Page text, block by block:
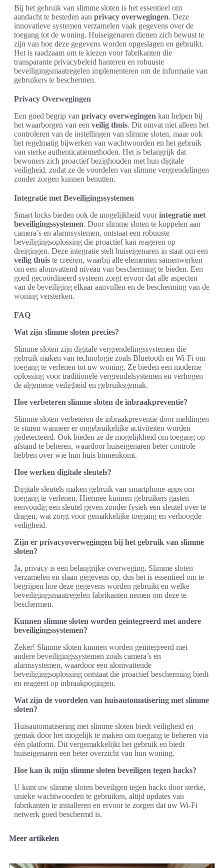
Bij het gebruik van slimme sloten is het essentieel om
aandacht te besteden aan privacy overwegingen. Deze
innovatieve systemen verzamelen vaak gegevens over de
toegang tot de woning. Huiseigenaren dienen zich bewust te
zijn van hoe deze gegevens worden opgeslagen en gebruikt.
Het is raadzaam om te kiezen voor fabrikanten die
transparante privacybeleid hanteren en robuuste
beveiligingsmaatregelen implementeren om de informatie van
gebruikers te beschermen.
Privacy Overwegingen
Een goed begrip van privacy overwegingen kan helpen bij
het waarborgen van een veilig thuis. Dit omvat niet alleen het
controleren van de instellingen van slimme sloten, maar ook
het regelmatig bijwerken van wachtwoorden en het gebruik
van sterke authenticatiemethoden. Het is belangrijk dat
bewoners zich proactief bezighouden met hun digitale
veiligheid, zodat ze de voordelen van slimme vergrendelingen
zonder zorgen kunnen benutten.
Integratie met Beveiligingssystemen
Smart locks bieden ook de mogelijkheid voorintegratie met
beveiligingssystemen. Door slimme sloten te koppelen aan
camera’s en alarmsystemen, ontstaat een robuuste
beveiligingsoplossing die proactief kan reageren op
dreigingen. Deze integratie stelt huiseigenaren in staat om een
veilig thuis te creëren, waarbij alle elementen samenwerken
om een alomvattend niveau van bescherming te bieden. Een
goed gecoördineerd systeem zorgt ervoor dat alle aspecten
van de beveiliging elkaar aanvullen en de bescherming van de
woning versterken.
FAQ
Wat zijn slimme sloten precies?
Slimme sloten zijn digitale vergrendelingssystemen die
gebruik maken van technologie zoals Bluetooth en Wi-Fi om
toegang te verlenen tot uw woning. Ze bieden een moderne
oplossing voor traditionele vergrendelsystemen en verhogen
de algemene veiligheid en gebruiksgemak.
Hoe verbeteren slimme sloten de inbraakpreventie?
Slimme sloten verbeteren de inbraakpreventie door meldingen
te sturen wanneer er ongebruikelijke activiteiten worden
gedetecteerd. Ook bieden ze de mogelijkheid om toegang op
afstand te beheren, waardoor huiseigenaren beter controle
hebben over wie hun huis binnenkomt.
Hoe werken digitale sleutels?
Digitale sleutels maken gebruik van smartphone-apps om
toegang te verlenen. Hiermee kunnen gebruikers gasten
eenvoudig een sleutel geven zonder fysiek een sleutel over te
dragen, wat zorgt voor gemakkelijke toegang en verhoogde
veiligheid.
Zijn er privacyoverwegingen bij het gebruik van slimme
sloten?
Ja, privacy is een belangrijke overweging. Slimme sloten
verzamelen en slaan gegevens op, dus het is essentieel om te
begrijpen hoe deze gegevens worden gebruikt en welke
beveiligingsmaatregelen fabrikanten nemen om deze te
beschermen.
Kunnen slimme sloten worden geïntegreerd met andere
beveiligingssystemen?
Zeker! Slimme sloten kunnen worden geïntegreerd met
andere beveiligingssystemen zoals camera’s en
alarmsystemen, waardoor een alomvattende
beveiligingsoplossing ontstaat die proactief bescherming biedt
en reageert op inbraakpogingen.
Wat zijn de voordelen van huisautomatisering met slimme
sloten?
Huisautomatisering met slimme sloten biedt veiligheid en
gemak door het mogelijk te maken om toegang te beheren via
één platform. Dit vergemakkelijkt het gebruik en biedt
huiseigenaren een beter overzicht van hun woning.
Hoe kan ik mijn slimme sloten beveiligen tegen hacks?
U kunt uw slimme sloten beveiligen tegen hacks door sterke,
unieke wachtwoorden te gebruiken, altijd updates van
fabrikanten te installeren en ervoor te zorgen dat uw Wi-Fi
netwerk goed beschermd is.
Meer artikelen